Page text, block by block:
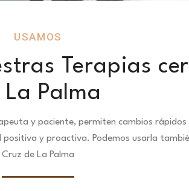
USAMOS
Terapias
La Palma
y paciente, permiten cambios
y proactiva. Podemos usarla
Cruz de La Palma